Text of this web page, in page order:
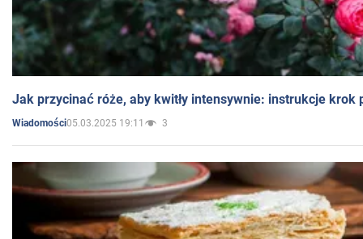
Jak przycinać róże, aby kwitły intensywnie: instrukcje krok
Wiadomości05.03.2025 19:11 3